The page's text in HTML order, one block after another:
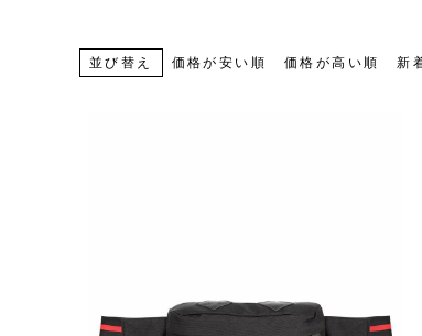
並び替え 価格が安い順 価格が高い順 新